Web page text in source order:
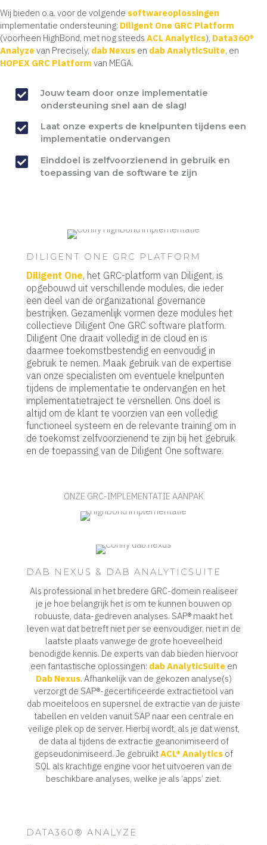
Wij bieden o.a. voor de volgende softwareoplossingen
implementatie ondersteuning: Diligent One GRC Platform
(voorheen HighBond, met nog steeds ACL Analytics), Data360®
Analyze van Precisely, dab Nexus en dab AnalyticSuite, en
HOPEX GRC Platform van MEGA.
Jouw team door onze implementatie
ondersteuning snel aan de slag!
Laat onze experts de knelpunten tijdens een
implementatie ondervangen
Einddoel is zelfvoorzienend in gebruik en
toepassing van de software te zijn
DILIGENT ONE GRC PLATFORM
Diligent One, het GRC-platform van Diligent, is
opgebouwd uit verschillende modules, die ieder
een deel van de organizational governance
bestrijken. Gezamenlijk vormen deze modules het
collectieve Diligent One GRC software platform.
Diligent One draait volledig in de cloud en is
daarmee toekomstbestendig en eenvoudig in
gebruik te nemen. Maak gebruik van de expertise
van onze specialisten om eventuele knelpunten
tijdens de implementatie te ondervangen en het
implementatietraject te versnellen. Ons doel is
altijd om de klant te voorzien van een volledig
functioneel systeem en de relevante training om in
de toekomst zelfvoorzienend te zijn bij het gebruik
en de toepassing van de Diligent One software.
ONZE GRC-IMPLEMENTATIE AANPAK
DAB NEXUS & DAB ANALYTICSUITE
Als professional in het bredere GRC-domein realiseer
je je hoe belangrijk het is om te kunnen bouwen op
robuuste, data-gedreven analyses. SAP® maakt het
leven wat dat betreft niet per se eenvoudiger, niet in de
laatste plaats vanwege de grote hoeveelheid
benodigde kennis. De experts van dab bieden hiervoor
een fantastische oplossingen: dab AnalyticSuite en
Dab Nexus. Afhankelijk van de gekozen analyse(s)
verzorgt de SAP®-gecertificeerde extractietool van
dab moeiteloos en supersnel de extractie van de juiste
tabellen en velden vanuit SAP naar een centrale en
veilige plek op de server. Hierbij wordt, als je dat wenst,
de data al tijdens de extractie geanonimiseerd of
gepseudonimiseerd. Je gebruiktACL® Analytics of
SQL als krachtige engine voor het uitvoeren van de
beschikbare analyses, welke je als ‘apps’ ziet.
DATA360® ANALYZE